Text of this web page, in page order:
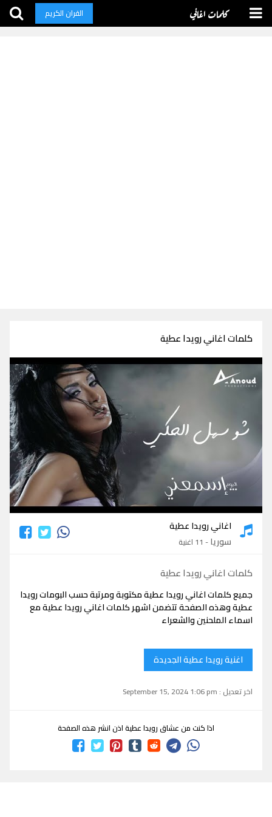
كلمات اغاني القران الكريم
كلمات اغاني رويدا عطية
كلمات اغاني رويدا عطية
اغاني رويدا عطية
سوريا- 11 اغنية
كلمات اغاني رويدا عطية
جميع كلمات اغاني رويدا عطية مكتوبة ومرتبة حسب البومات رويدا
عطية وهذه الصفحة تتضمن اشهر كلمات اغاني رويدا عطية مع
اسماء الملحنين والشعراء
اغنية رويدا عطية الجديدة
اخر تعديل : September 15, 2024 1:06 pm
اذا كنت من عشاق رويدا عطية اذن انشر هذه الصفحة